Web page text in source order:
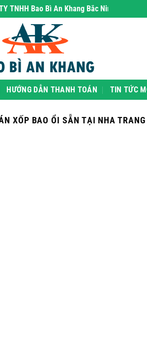
TNHH Bao Bì An Khang Bắc Ninh- chuyên
HƯỚNG DẪN THANH TOÁN TIN TỨC
XỐP BAO ỔI SẴN TẠI NHA TRANG